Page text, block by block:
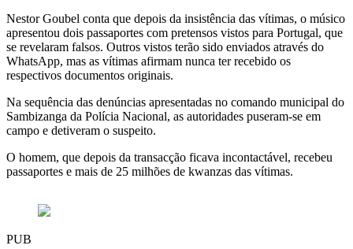
Nestor Goubel conta que depois da insistência das vítimas, o músico
apresentou dois passaportes com pretensos vistos para Portugal, que
se revelaram falsos. Outros vistos terão sido enviados através do
WhatsApp, mas as vítimas afirmam nunca ter recebido os
respectivos documentos originais.
Na sequência das denúncias apresentadas no comando municipal do
Sambizanga da Polícia Nacional, as autoridades puseram-se em
campo e detiveram o suspeito.
O homem, que depois da transacção ficava incontactável, recebeu
passaportes e mais de 25 milhões de kwanzas das vítimas.
PUB